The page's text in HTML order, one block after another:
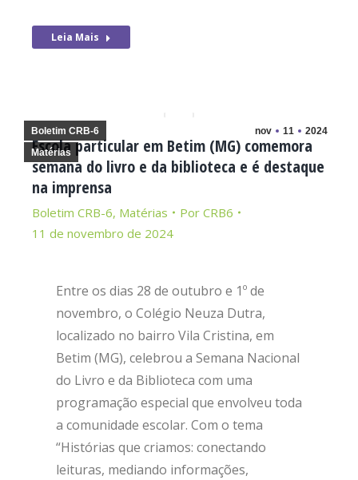
Leia Mais
nov 11 2024
Boletim CRB-6
Matérias
Escola particular em Betim (MG) comemora
semana do livro e da biblioteca e é destaque
na imprensa
Boletim CRB-6, Matérias Por CRB6
11 de novembro de 2024
Entre os dias 28 de outubro e 1º de
novembro, o Colégio Neuza Dutra,
localizado no bairro Vila Cristina, em
Betim (MG), celebrou a Semana Nacional
do Livro e da Biblioteca com uma
programação especial que envolveu toda
a comunidade escolar. Com o tema
“Histórias que criamos: conectando
leituras, mediando informações,